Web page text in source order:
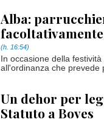
Alba:
(h. 16:54)
In occasione della
all'ordinanza che prevede
Un dehor per
Statuto a Boves